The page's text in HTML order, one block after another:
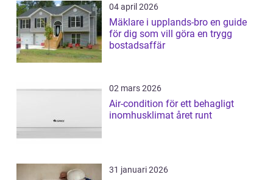
04 april 2026
Mäklare i upplands-bro en guide
för dig som vill göra en trygg
bostadsaffär
02 mars 2026
Air-condition för ett behagligt
inomhusklimat året runt
31 januari 2026